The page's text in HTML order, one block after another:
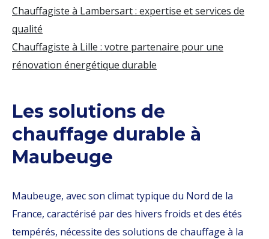
Chauffagiste à Lambersart : expertise et services de
qualité
Chauffagiste à Lille : votre partenaire pour une
rénovation énergétique durable
Les solutions de
chauffage durable à
Maubeuge
Maubeuge, avec son climat typique du Nord de la
France, caractérisé par des hivers froids et des étés
tempérés, nécessite des solutions de chauffage à la